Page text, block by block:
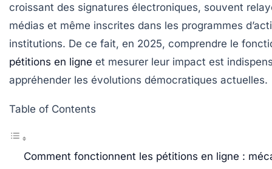
croissant des signatures électroniques, souvent
médias et même inscrites dans les programmes
institutions. De ce fait, en 2025, comprendre le
pétitions en ligne et mesurer leur impact est
appréhender les évolutions démocratiques actuelles.
Table of Contents
Comment fonctionnent les pétitions en ligne :